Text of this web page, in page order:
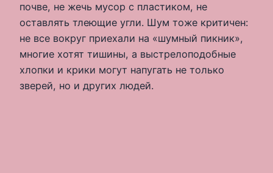
почве, не жечь мусор с пластиком, не
оставлять тлеющие угли. Шум тоже критичен:
не все вокруг приехали на «шумный пикник»,
многие хотят тишины, а выстрелоподобные
хлопки и крики могут напугать не только
зверей, но и других людей.